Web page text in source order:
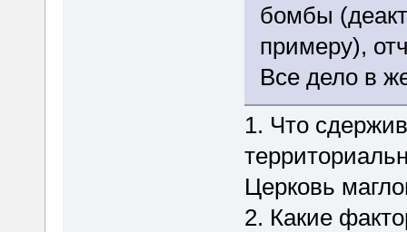
бомбы
примеру),
Все дело в
1. Что
Церковь
2. Какие